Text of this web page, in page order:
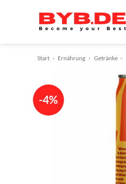
Start » Ernährung » Getränke »
-4%